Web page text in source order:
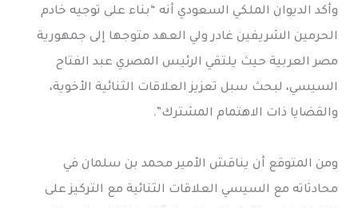
وأكد الديوان الملكي السعودي أنه “بناء على توجيه خادم
الحرمين الشريفين غادر ولي العهد متوجها إلى جمهورية
مصر العربية حيث يلتقي الرئيس المصري عبد الفتاح
السيسي، لبحث سبل تعزيز العلاقات الثنائية الأخوية،
والقضايا ذات الاهتمام المشترك”.
ومن المتوقع أن يناقش الأمير محمد بن سلمان في
محادثاته مع السيسي العلاقات الثنائية مع التركيز على